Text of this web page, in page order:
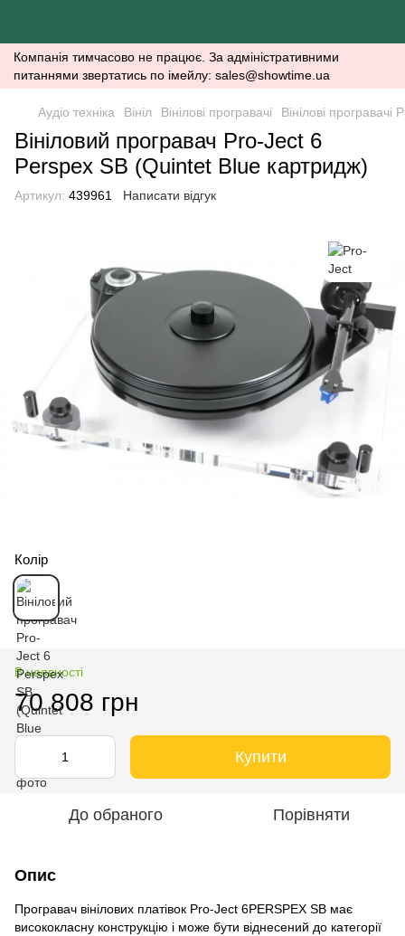
Компанія тимчасово не працює. За адміністративними
питаннями звертатись по імейлу: sales@showtime.ua
Аудіо техніка Вініл Вінілові програвачі Вінілові програвачі
Вініловий програвач Pro-Ject 6
Perspex SB (Quintet Blue картридж)
Артикул: 439961 Написати відгук
Колір
В наявності
70 808 грн
Купити
До обраного Порівняти
Опис
Програвач вінілових платівок Pro-Ject 6PERSPEX SB має
висококласну конструкцію і може бути віднесений до категорії